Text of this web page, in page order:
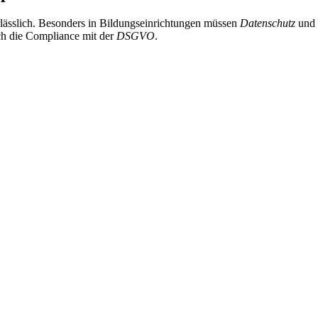
Besonders in Bildungseinrichtungen müssen Datenschutz und
die Compliance mit der DSGVO.